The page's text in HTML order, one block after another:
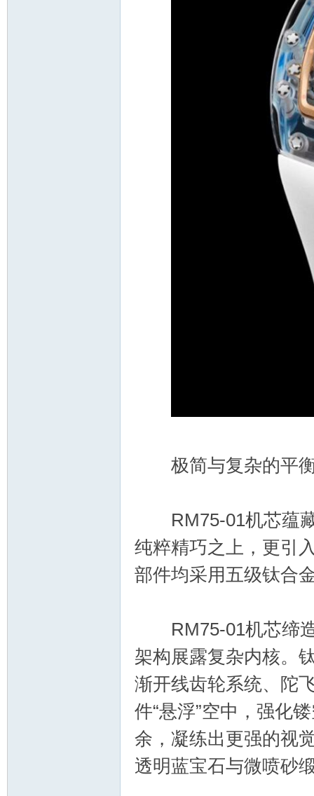
极简与复杂的平
RM75-01机芯蕴藏
纯粹精巧之上，更引
部件均采用五级钛合
RM75-01机芯缔造
架构展露复杂内核。
渐开线齿轮系统、陀
件“悬浮”空中，强化
余，凝练出更强的视
透明蓝宝石与微喷砂